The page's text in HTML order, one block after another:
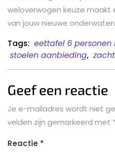
weloverwogen keuze
van jouw nieuwe
Tags: eettafel 6 personen
stoelen aanbieding,
Geef een reactie
Je e-mailadres wordt niet
velden zijn gemarkeerd met *
Reactie *